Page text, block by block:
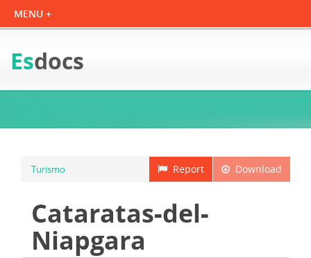
Esdocs
Download
Report
Turismo
Cataratas-del-
Niapgara